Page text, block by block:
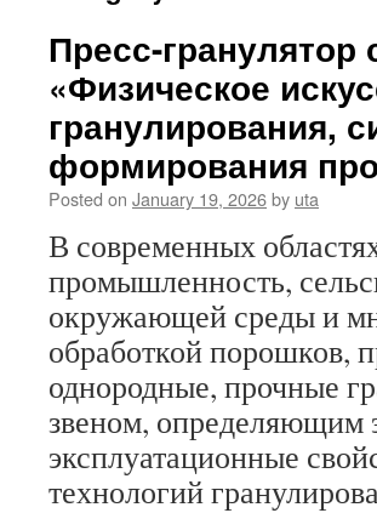
Пресс-
«Физическое
гранулирования,
формирования
Posted on January 19, 2026by uta
В современных
промышленность,
окружающей среды и
обработкой порошков,
однородные, прочные
звеном, определяющим
эксплуатационные
технологий